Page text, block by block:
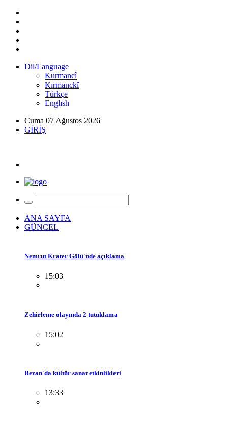
Dil/Language
Kurmancî
Kırmanckî
Türkçe
Englısh
Cuma 07 Ağustos 2026
GİRİŞ
ANA SAYFA
GÜNCEL
Nemrut Krater Gölü'nde açıklama
15:03
Zehirleme olayında 2 tutuklama
15:02
Rezan'da kültür sanat etkinlikleri
13:33